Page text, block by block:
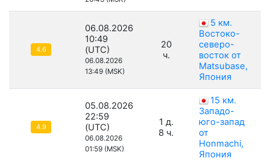
4.6
06.08.2026
10:49
(UTC)
06.08.2026
13:49 (MSK)
20
ч.
5 км.
Востоко-
северо-
восток от
Matsubase,
Япония
4.9
05.08.2026
22:59
(UTC)
06.08.2026
01:59 (MSK)
1 д.
8 ч.
15 км.
Западо-
юго-запад
от
Honmachi,
Япония